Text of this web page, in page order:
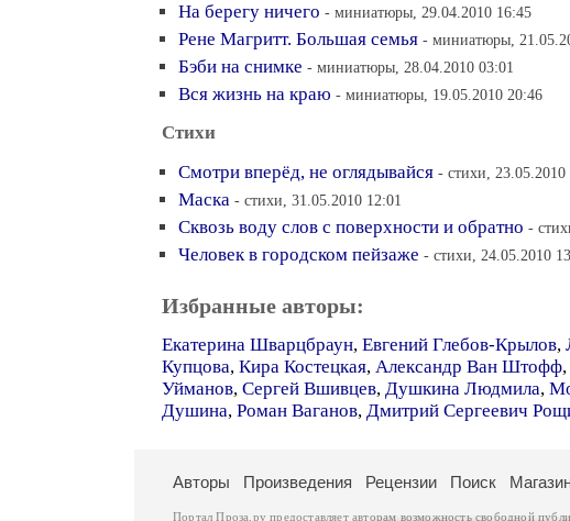
На берегу ничего - миниатюры, 29.04.2010 16:45
Рене Магритт. Большая семья - миниатюры,
Бэби на снимке - миниатюры, 28.04.2010 03:01
Вся жизнь на краю - миниатюры, 19.05.2010 20:46
Стихи
Смотри вперёд, не оглядывайся - стихи, 23.05.2010
Маска - стихи, 31.05.2010 12:01
Сквозь воду слов с поверхности и обратно -
Человек в городском пейзаже - стихи, 24.05.2010
Избранные авторы:
Екатерина Шварцбраун, Евгений Глебов-Крылов,
Купцова, Кира Костецкая, Александр Ван Штофф,
Уйманов, Сергей Вшивцев, Душкина Людмила,
Душина, Роман Ваганов, Дмитрий Сергеевич
Авторы Произведения Рецензии Поиск
Портал Проза.ру предоставляет авторам возможность свободной